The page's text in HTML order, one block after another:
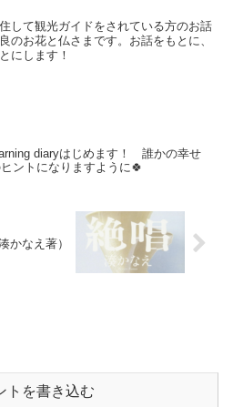
して観光ガイドをされている方のお話
のお花と仏さまです。お話をもとに、
にします！
diaryはじめます！ 誰かの幸せ
ントになりますように🍀
かなえ著）
トを書き込む